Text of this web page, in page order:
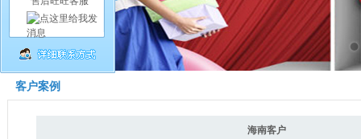
客户案例
海南客户